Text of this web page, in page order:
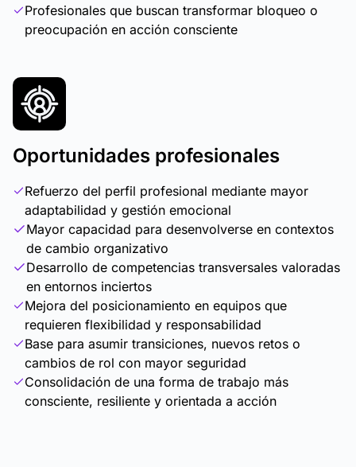
Profesionales que buscan transformar bloqueo o
preocupación en acción consciente
Oportunidades profesionales
Refuerzo del perfil profesional mediante mayor
adaptabilidad y gestión emocional
Mayor capacidad para desenvolverse en contextos
de cambio organizativo
Desarrollo de competencias transversales valoradas
en entornos inciertos
Mejora del posicionamiento en equipos que
requieren flexibilidad y responsabilidad
Base para asumir transiciones, nuevos retos o
cambios de rol con mayor seguridad
Consolidación de una forma de trabajo más
consciente, resiliente y orientada a acción